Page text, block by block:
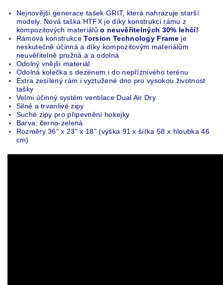
Nejnovější generace tašek GRIT, která nahrazuje starší
modely. Nová taška HTFX je díky konstrukci rámu z
kompozitových materiálůo neuvěřitelných 30% lehčí!
Rámová konstrukce Torsion Technology Frame je
neskutečně účinná a díky kompozitovým materiálům
neuvěřitelně pružná a a odolná
Odolný vnější materiál
Odolná kolečka s dezénem i do nepříznivého terénu
Extra zesílený rám i vyztužené dno pro vysokou životnost
tašky
Velmi účinný systém ventilace Dual Air Dry
Silné a trvanlivé zipy
Suché zipy pro připevnění hokejky
Barva: černo-zelená
Rozměry 36" x 23" x 18" (výška 91 x šířka 58 x hloubka 46
cm)